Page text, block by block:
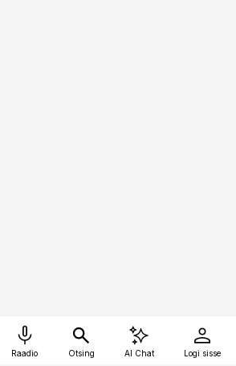
Raadio Otsing AI Chat Logi sisse